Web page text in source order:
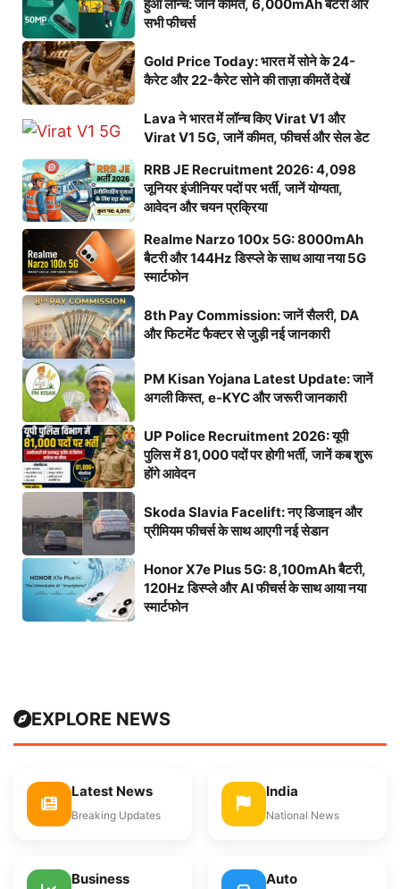
हुआ लॉन्च: जानें कीमत, 6,000mAh बैटरी और
सभी फीचर्स
Gold Price Today: भारत में सोने के 24-
कैरेट और 22-कैरेट सोने की ताज़ा कीमतें देखें
Lava ने भारत में लॉन्च किए Virat V1 और
Virat V1 5G, जानें कीमत, फीचर्स और सेल डेट
RRB JE Recruitment 2026: 4,098
जूनियर इंजीनियर पदों पर भर्ती, जानें योग्यता,
आवेदन और चयन प्रक्रिया
Realme Narzo 100x 5G: 8000mAh
बैटरी और 144Hz डिस्प्ले के साथ आया नया 5G
स्मार्टफोन
8th Pay Commission: जानें सैलरी, DA
और फिटमेंट फैक्टर से जुड़ी नई जानकारी
PM Kisan Yojana Latest Update: जानें
अगली किस्त, e-KYC और जरूरी जानकारी
UP Police Recruitment 2026: यूपी
पुलिस में 81,000 पदों पर होगी भर्ती, जानें कब शुरू
होंगे आवेदन
Skoda Slavia Facelift: नए डिजाइन और
प्रीमियम फीचर्स के साथ आएगी नई सेडान
Honor X7e Plus 5G: 8,100mAh बैटरी,
120Hz डिस्प्ले और AI फीचर्स के साथ आया नया
स्मार्टफोन
EXPLORE NEWS
Latest News
Breaking Updates
India
National News
Business Auto